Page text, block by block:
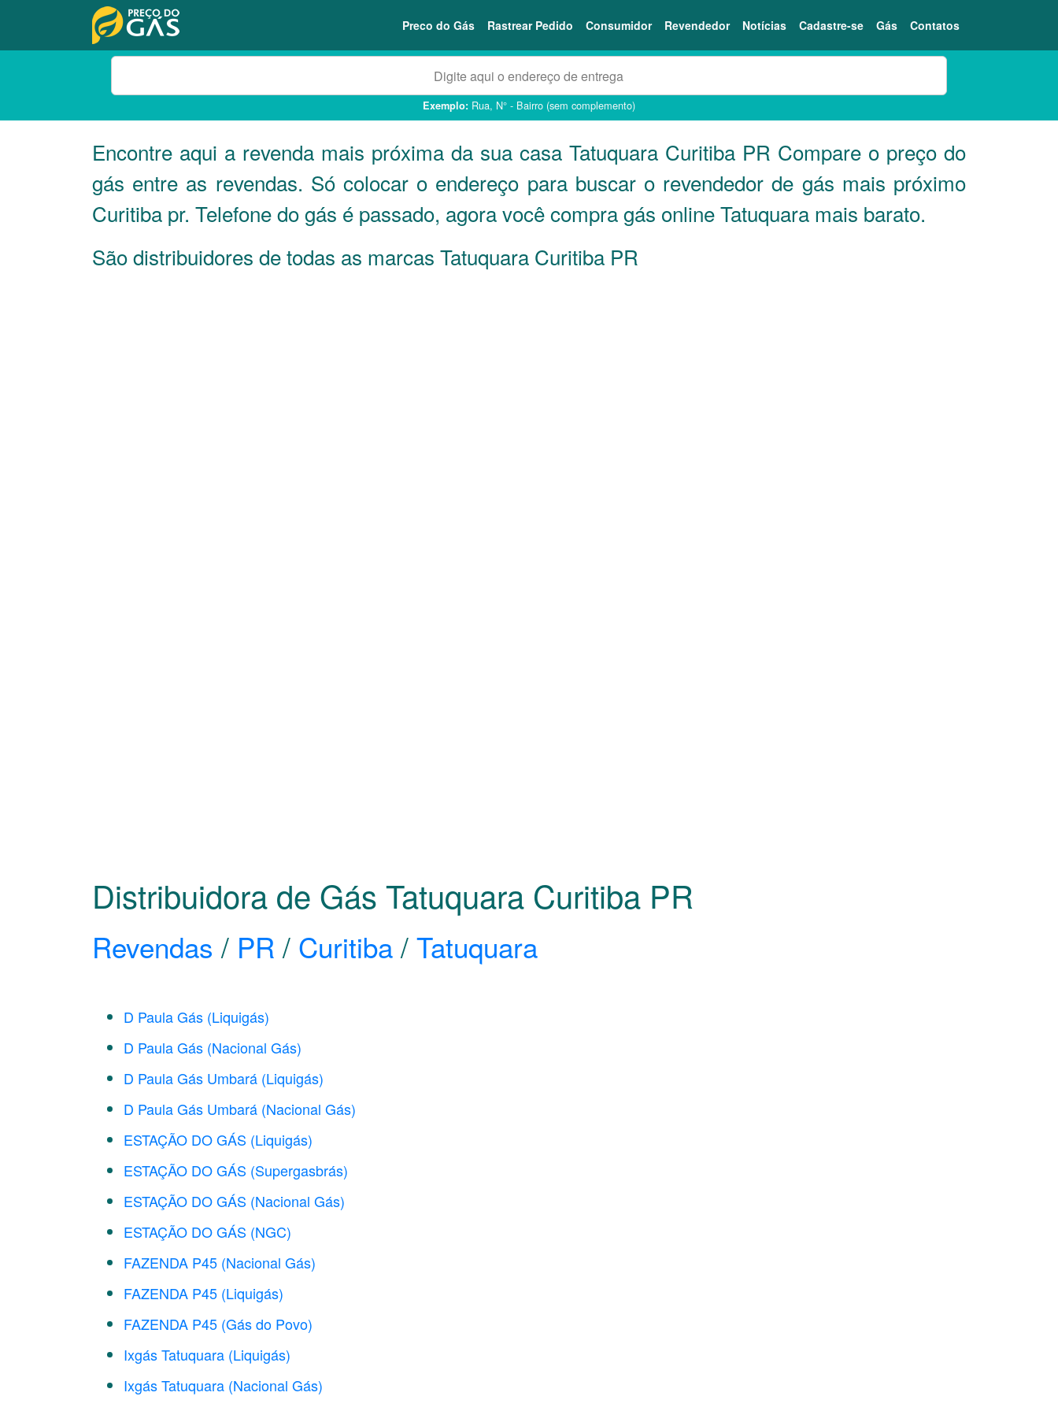
Preco do Gás Rastrear Pedido Consumidor Revendedor Notícias Cadastre-se Gás Contatos
Exemplo: Rua, N° - Bairro (sem complemento)
Encontre aqui a revenda mais próxima da sua casa Tatuquara Curitiba PR Compare o preço do
gás entre as revendas. Só colocar o endereço para buscar o revendedor de gás mais próximo
Curitiba pr. Telefone do gás é passado, agora você compra gás online Tatuquara mais barato.
São distribuidores de todas as marcas Tatuquara Curitiba PR
Distribuidora de Gás Tatuquara Curitiba PR
Revendas / PR / Curitiba/ Tatuquara
D Paula Gás (Liquigás)
D Paula Gás (Nacional Gás)
D Paula Gás Umbará (Liquigás)
D Paula Gás Umbará (Nacional Gás)
ESTAÇÃO DO GÁS (Liquigás)
ESTAÇÃO DO GÁS (Supergasbrás)
ESTAÇÃO DO GÁS (Nacional Gás)
ESTAÇÃO DO GÁS (NGC)
FAZENDA P45 (Nacional Gás)
FAZENDA P45 (Liquigás)
FAZENDA P45 (Gás do Povo)
Ixgás Tatuquara (Liquigás)
Ixgás Tatuquara (Nacional Gás)